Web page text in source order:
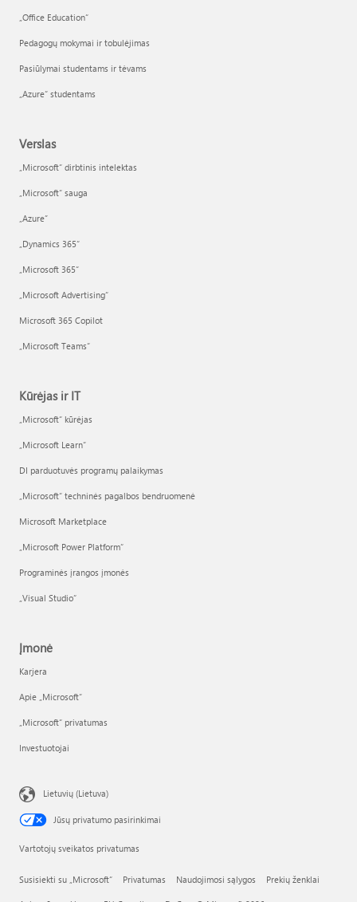
„Office Education“
Pedagogų mokymai ir tobulėjimas
Pasiūlymai studentams ir tėvams
„Azure“ studentams
Verslas
„Microsoft“ dirbtinis intelektas
„Microsoft“ sauga
„Azure”
„Dynamics 365“
„Microsoft 365“
„Microsoft Advertising“
Microsoft 365 Copilot
„Microsoft Teams“
Kūrėjas ir IT
„Microsoft“ kūrėjas
„Microsoft Learn“
DI parduotuvės programų palaikymas
„Microsoft“ techninės pagalbos bendruomenė
Microsoft Marketplace
„Microsoft Power Platform“
Programinės įrangos įmonės
„Visual Studio“
Įmonė
Karjera
Apie „Microsoft“
„Microsoft“ privatumas
Investuotojai
Lietuvių (Lietuva)
Jūsų privatumo pasirinkimai
Vartotojų sveikatos privatumas
Susisiekti su „Microsoft“ Privatumas Naudojimosi sąlygos Prekių ženklai